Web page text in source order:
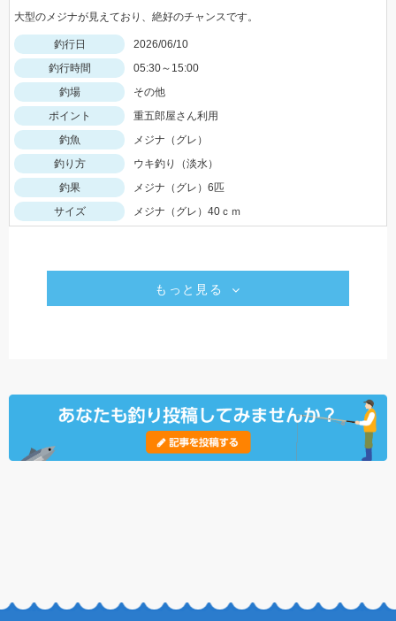
大型のメジナが見えており、絶好のチャンスです。
釣行日
2026/06/10
釣行時間
05:30～15:00
釣場
その他
ポイント
重五郎屋さん利用
釣魚
メジナ（グレ）
釣り方
ウキ釣り（淡水）
釣果
メジナ（グレ）6匹
サイズ
メジナ（グレ）40ｃｍ
もっと見る